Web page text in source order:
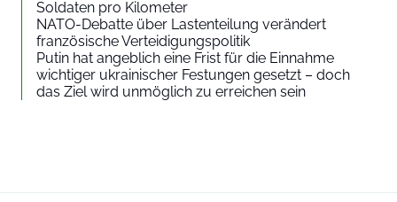
Soldaten pro Kilometer
NATO-Debatte über Lastenteilung verändert
französische Verteidigungspolitik
Putin hat angeblich eine Frist für die Einnahme
wichtiger ukrainischer Festungen gesetzt – doch
das Ziel wird unmöglich zu erreichen sein